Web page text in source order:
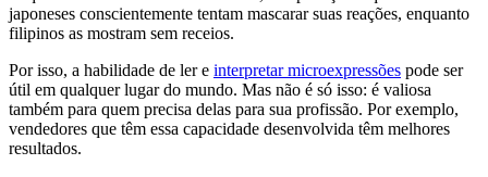
japoneses conscientemente tentam mascarar suas reações, enquanto
filipinos as mostram sem receios.
Por isso, a habilidade de ler e interpretar microexpressões pode ser
útil em qualquer lugar do mundo. Mas não é só isso: é valiosa
também para quem precisa delas para sua profissão. Por exemplo,
vendedores que têm essa capacidade desenvolvida têm melhores
resultados.